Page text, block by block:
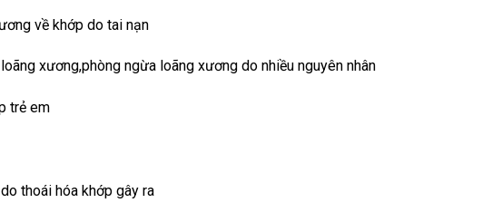
về khớp do tai nạn
xương,phòng ngừa loãng xương do nhiều nguyên nhân
trẻ em
thoái hóa khớp gây ra